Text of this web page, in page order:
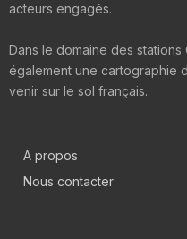
acteurs engagés.
Dans le domaine des
également une cartographie
venir sur le sol français.
A propos
Nous contacter